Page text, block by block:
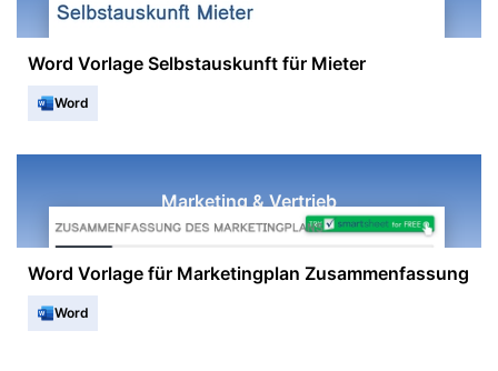
Word Vorlage Selbstauskunft für Mieter
Word
Marketing & Vertrieb
Word Vorlage für Marketingplan Zusammenfassung
Word